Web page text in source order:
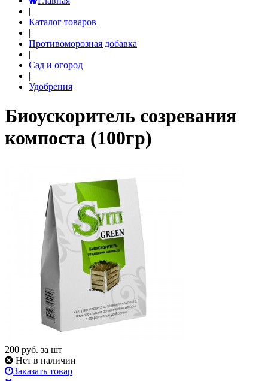
|
Каталог товаров
|
Противоморозная добавка
|
Сад и огород
|
Удобрения
Биоускоритель созревания
компоста (100гр)
200 руб. за шт
Нет в наличии
Заказать товар